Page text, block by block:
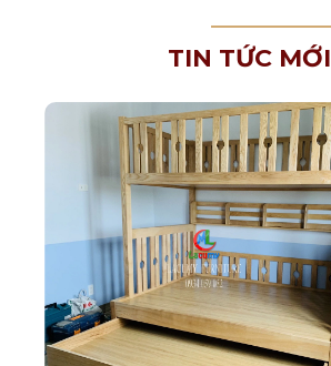
TIN TỨC MỚI